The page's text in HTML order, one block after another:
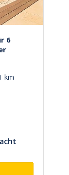
6
km